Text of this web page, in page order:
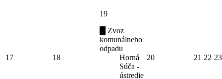
17 18
19
Zvoz
komunálneho
odpadu
Horná
Súča -
ústredie
20 21 22 23